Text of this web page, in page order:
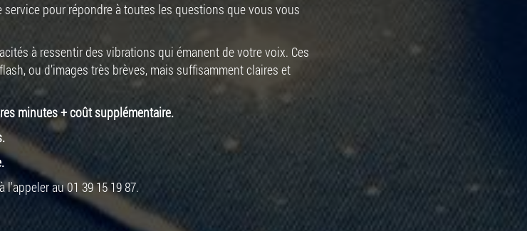
pour répondre à toutes les questions que vous vous
à ressentir des vibrations qui émanent de votre voix. Ces
ou d’images très brèves, mais suffisamment claires et
minutes + coût supplémentaire.
au 01 39 15 19 87.